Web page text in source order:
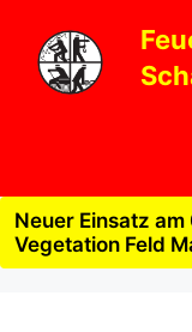
Inhalt
springen
Neuer Einsatz
Vegetation Feld